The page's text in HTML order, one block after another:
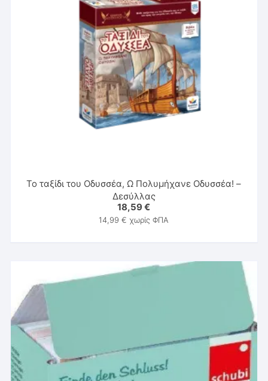
Το ταξίδι του Οδυσσέα, Ω Πολυμήχανε Οδυσσέα! –
Δεσύλλας
18,59€
14,99€ χωρίς ΦΠΑ